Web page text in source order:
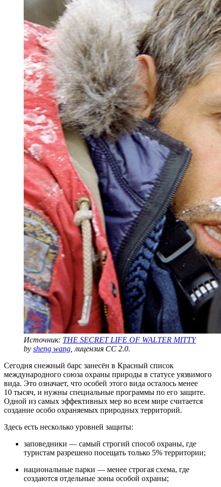
Источник: THE SECRET LIFE OF WALTER MITTY
by sheng wang , лицензия CC 2.0.
Сегодня снежный барс занесён в Красный список
международного союза охраны природы в статусе уязвимого
вида. Это означает, что особей этого вида осталось менее
10 тысяч, и нужны специальные программы по его защите.
Одной из самых эффективных мер во всем мире считается
создание особо охраняемых природных территорий.
Здесь есть несколько уровней защиты:
заповедники — самый строгий способ охраны, где
туристам разрешено посещать только 5% территории;
национальные парки — менее строгая схема, где
создаются отдельные зоны особой охраны;